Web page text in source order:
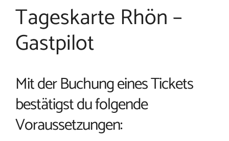
Tageskarte Rhön –
Gastpilot
Mit der Buchung eines Tickets
bestätigst du folgende
Voraussetzungen: